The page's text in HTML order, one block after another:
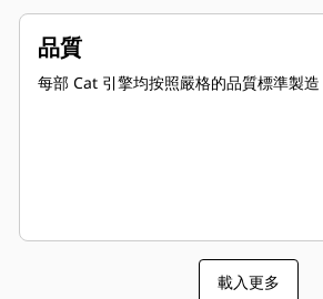
品質
每部 Cat 引擎均按照嚴格的品質標準製造
載入更多